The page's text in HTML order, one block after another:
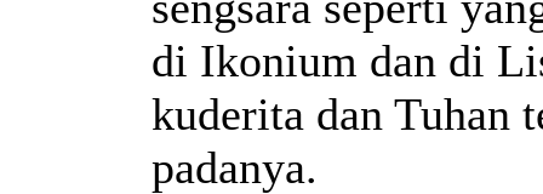
di Ikonium dan di
kuderita dan Tuhan
padanya.